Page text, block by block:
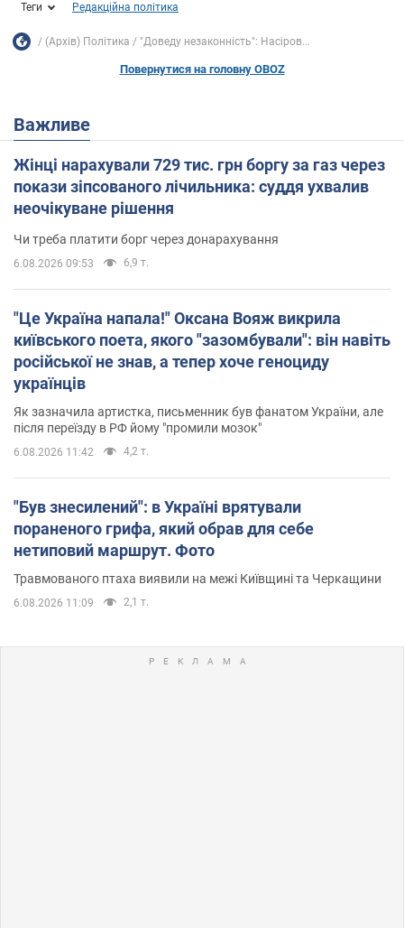
Теги Редакційна політика
(Архів) Політика "Доведу незаконність": Насіров...
Повернутися на головну OBOZ
Важливе
Жінці нарахували 729 тис. грн боргу за газ через
покази зіпсованого лічильника: суддя ухвалив
неочікуване рішення
Чи треба платити борг через донарахування
6.08.2026 09:53 6,9 т.
"Це Україна напала!" Оксана Вояж викрила
київського поета, якого "зазомбували": він навіть
російської не знав, а тепер хоче геноциду
українців
Як зазначила артистка, письменник був фанатом України, але
після переїзду в РФ йому "промили мозок"
6.08.2026 11:42 4,2 т.
"Був знесилений": в Україні врятували
пораненого грифа, який обрав для себе
нетиповий маршрут. Фото
Травмованого птаха виявили на межі Київщині та Черкащини
6.08.2026 11:09 2,1 т.